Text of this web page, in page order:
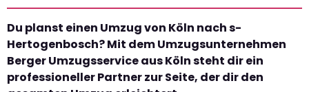
Du planst einen Umzug von Köln nach s-
Hertogenbosch? Mit dem Umzugsunternehmen
Berger Umzugsservice aus Köln steht dir ein
professioneller Partner zur Seite, der dir den